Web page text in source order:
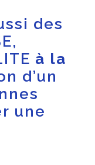
des
à la
d’un
une